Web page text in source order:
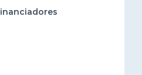
vous financez